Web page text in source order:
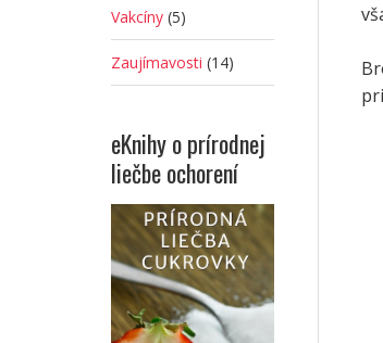
Vakcíny (5)
Zaujímavosti (14)
eKnihy o prírodnej
liečbe ochorení